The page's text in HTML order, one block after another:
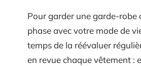
Pour garder une garde-robe
phase avec votre mode de
temps de la réévaluer
en revue chaque vêtement :